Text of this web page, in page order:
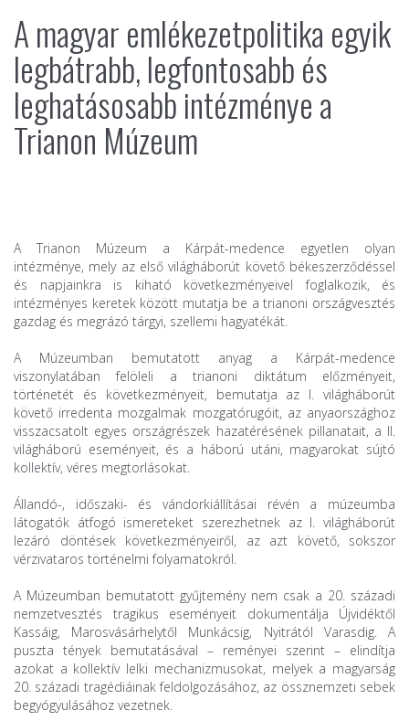
A magyar emlékezetpolitika egyik
legbátrabb, legfontosabb és
leghatásosabb intézménye a
Trianon Múzeum
A Trianon Múzeum a Kárpát-medence egyetlen olyan
intézménye, mely az első világháborút követő békeszerződéssel
és napjainkra is kiható következményeivel foglalkozik, és
intézményes keretek között mutatja be a trianoni országvesztés
gazdag és megrázó tárgyi, szellemi hagyatékát.
A Múzeumban bemutatott anyag a Kárpát-medence
viszonylatában felöleli a trianoni diktátum előzményeit,
történetét és következményeit, bemutatja az I. világháborút
követő irredenta mozgalmak mozgatórugóit, az anyaországhoz
visszacsatolt egyes országrészek hazatérésének pillanatait, a II.
világháború eseményeit, és a háború utáni, magyarokat sújtó
kollektív, véres megtorlásokat.
Állandó-, időszaki- és vándorkiállításai révén a múzeumba
látogatók átfogó ismereteket szerezhetnek az I. világháborút
lezáró döntések következményeiről, az azt követő, sokszor
vérzivataros történelmi folyamatokról.
A Múzeumban bemutatott gyűjtemény nem csak a 20. századi
nemzetvesztés tragikus eseményeit dokumentálja Újvidéktől
Kassáig, Marosvásárhelytől Munkácsig, Nyitrától Varasdig. A
puszta tények bemutatásával – reményei szerint – elindítja
azokat a kollektív lelki mechanizmusokat, melyek a magyarság
20. századi tragédiáinak feldolgozásához, az össznemzeti sebek
begyógyulásához vezetnek.